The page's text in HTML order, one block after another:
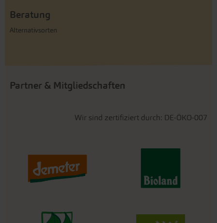
Beratung
Alternativsorten
Partner & Mitgliedschaften
Wir sind zertifiziert durch: DE-ÖKO-007